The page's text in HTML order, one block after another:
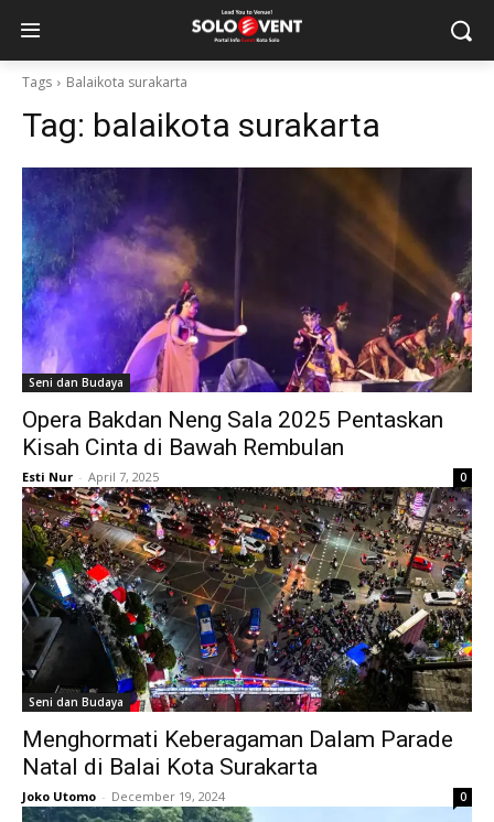
Tags Balaikota surakarta
Tag: balaikota surakarta
Seni dan Budaya
Opera Bakdan Neng Sala 2025 Pentaskan
Kisah Cinta di Bawah Rembulan
Esti Nur - April 7, 2025 0
Seni dan Budaya
Menghormati Keberagaman Dalam Parade
Natal di Balai Kota Surakarta
Joko Utomo - December 19, 2024 0